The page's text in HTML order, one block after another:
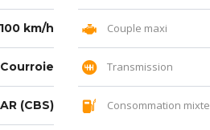
100 km/h Couple maxi
Courroie Transmission
(CBS) Consommation mixte